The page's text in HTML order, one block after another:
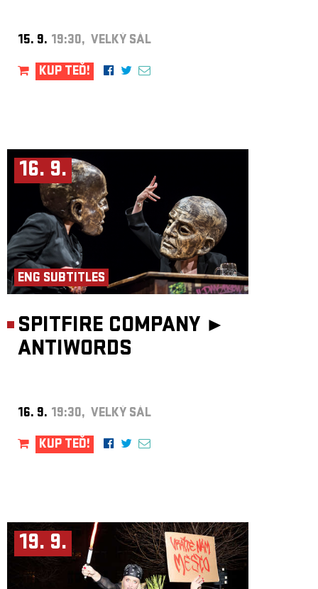
15. 9. 19:30, VELKÝ SÁL
KUP TEĎ!
16. 9.
ENG SUBTITLES
SPITFIRE COMPANY ►
ANTIWORDS
16. 9. 19:30, VELKÝ SÁL
KUP TEĎ!
19. 9.